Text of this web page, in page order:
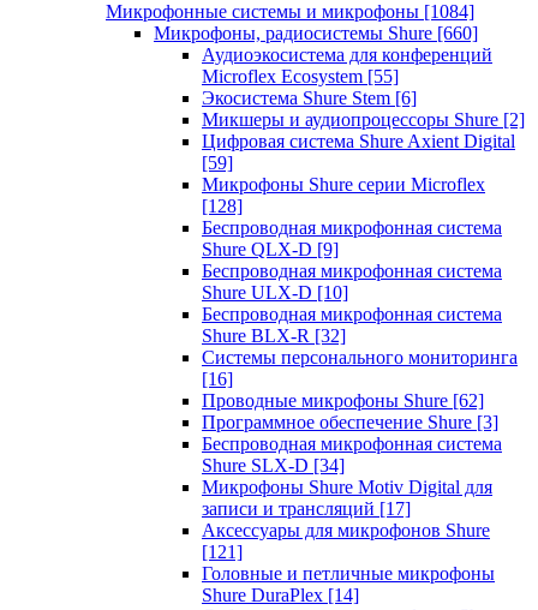
Микрофонные системы и микрофоны [1084]
Микрофоны, радиосистемы Shure [660]
Аудиоэкосистема для конференций
Microflex Ecosystem [55]
Экосистема Shure Stem [6]
Микшеры и аудиопроцессоры Shure [2]
Цифровая система Shure Axient Digital
[59]
Микрофоны Shure серии Microflex
[128]
Беспроводная микрофонная система
Shure QLX-D [9]
Беспроводная микрофонная система
Shure ULX-D [10]
Беспроводная микрофонная система
Shure BLX-R [32]
Системы персонального мониторинга
[16]
Проводные микрофоны Shure [62]
Программное обеспечение Shure [3]
Беспроводная микрофонная система
Shure SLX-D [34]
Микрофоны Shure Motiv Digital для
записи и трансляций [17]
Аксессуары для микрофонов Shure
[121]
Головные и петличные микрофоны
Shure DuraPlex [14]